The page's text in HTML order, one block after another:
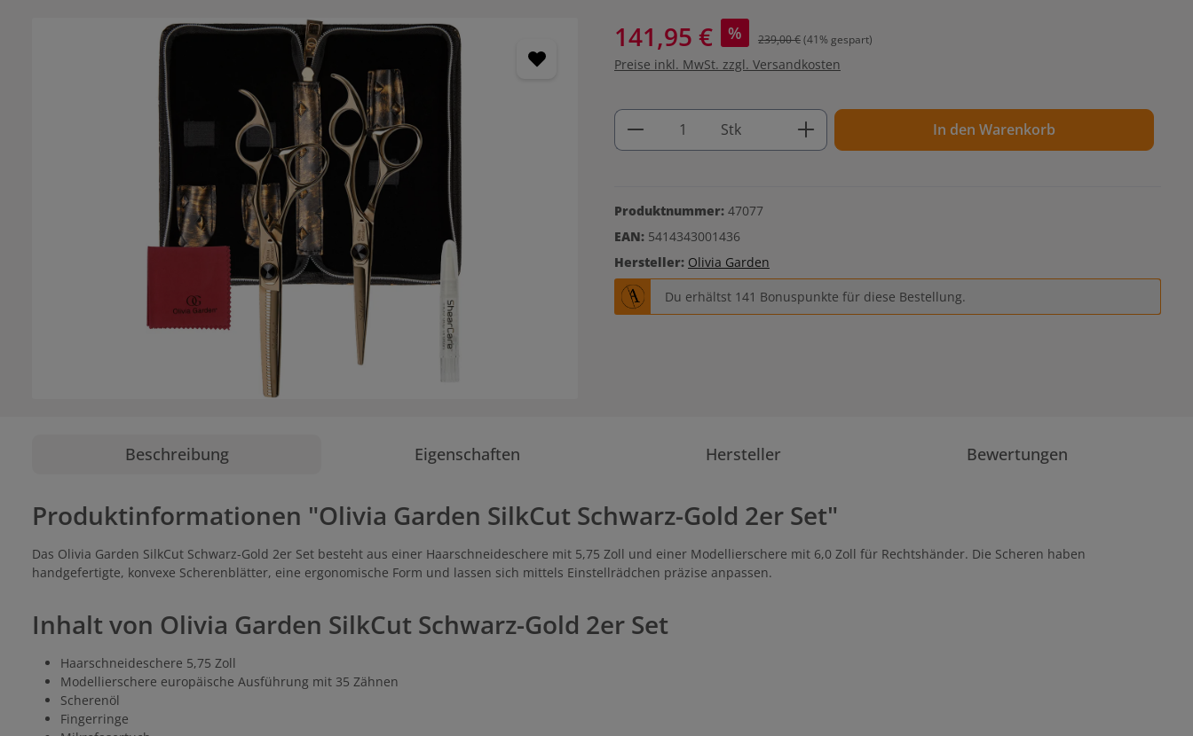
Bildergalerie überspringen 141,95 € % 239,00 €(41% gespart)
Preise inkl. MwSt. zzgl. Versandkosten
Produkt Anzahl: Gib den gewünschten Wert ein oder
Stk In den Warenkorb
Produktnummer: 47077
EAN: 5414343001436
Hersteller: Olivia Garden
Du erhältst 141 Bonuspunkte für diese Bestellung.
Beschreibung Eigenschaften Hersteller Bewertungen
Produktinformationen "Olivia Garden SilkCut Schwarz-Gold 2er Set"
Das Olivia Garden SilkCut Schwarz-Gold 2er Set besteht aus einer Haarschneideschere mit 5,75 Zoll und einer Modellierschere mit 6,0 Zoll für Rechtshänder. Die Scheren haben
handgefertigte, konvexe Scherenblätter, eine ergonomische Form und lassen sich mittels Einstellrädchen präzise anpassen.
Inhalt von Olivia Garden SilkCut Schwarz-Gold 2er Set
Haarschneideschere 5,75 Zoll
Modellierschere europäische Ausführung mit 35 Zähnen
Scherenöl
Fingerringe